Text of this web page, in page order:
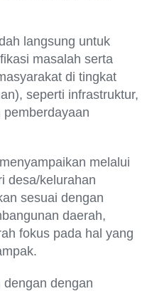
langsung untuk
masalah serta
di tingkat
seperti infrastruktur,
pemberdayaan
melalui
desa/kelurahan
sesuai dengan
daerah,
fokus pada hal yang
dengan dengan